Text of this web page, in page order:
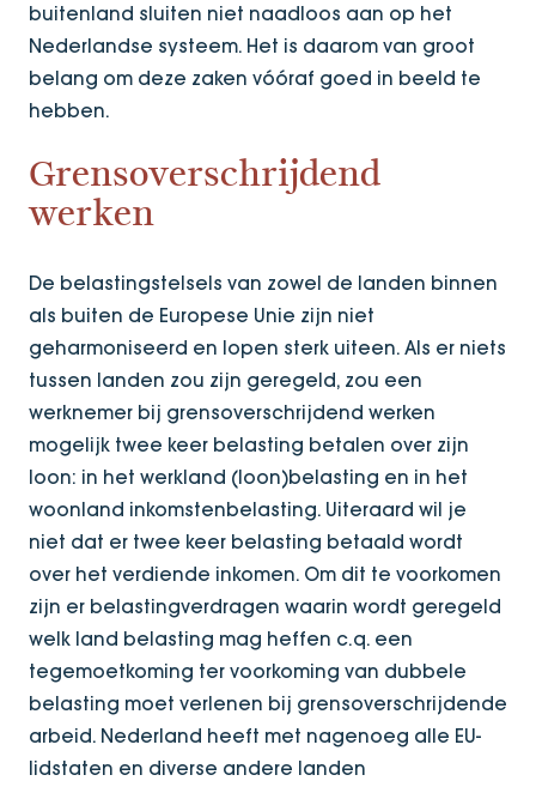
buitenland sluiten niet naadloos aan op het
Nederlandse systeem. Het is daarom van groot
belang om deze zaken vóóraf goed in beeld te
hebben.
Grensoverschrijdend
werken
De belastingstelsels van zowel de landen binnen
als buiten de Europese Unie zijn niet
geharmoniseerd en lopen sterk uiteen. Als er niets
tussen landen zou zijn geregeld, zou een
werknemer bij grensoverschrijdend werken
mogelijk twee keer belasting betalen over zijn
loon: in het werkland (loon)belasting en in het
woonland inkomstenbelasting. Uiteraard wil je
niet dat er twee keer belasting betaald wordt
over het verdiende inkomen. Om dit te voorkomen
zijn er belastingverdragen waarin wordt geregeld
welk land belasting mag heffen c.q. een
tegemoetkoming ter voorkoming van dubbele
belasting moet verlenen bij grensoverschrijdende
arbeid. Nederland heeft met nagenoeg alle EU-
lidstaten en diverse andere landen